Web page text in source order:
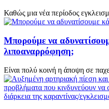
Καθώς μια νέα περίοδος
Μπορούμε να
λιποαναρρόφηση;
Είναι πολύ κοινή η άποψη σε